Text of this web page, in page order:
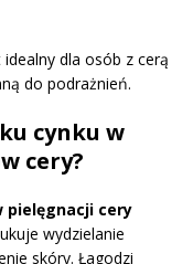
idealny dla osób z cerą
do podrażnień.
cynku w
cery?
pielęgnacji cery
wydzielanie
skóry. Łagodzi